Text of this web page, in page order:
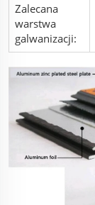
Zalecana
warstwa
galwanizacji: